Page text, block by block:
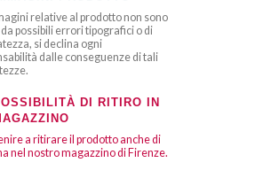
relative al prodotto non sono
possibili errori tipografici o di
si declina ogni
dalle conseguenze di tali
DI RITIRO IN
a ritirare il prodotto anche di
nel nostro magazzino di Firenze.